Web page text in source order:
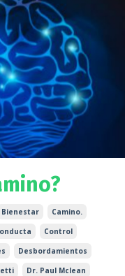
Bienestar
Camino.
Control
Desbordamientos
Dr. Paul Mclean